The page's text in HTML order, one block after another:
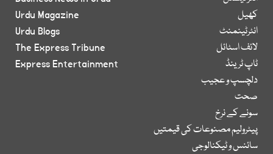
کھیل
انٹرٹینمنٹ
لائف اسٹائل
ٹاپ ٹرینڈ
دلچسپ و عجیب
صحت
سونے کے نرخ
پیٹرولیم مصنوعات کی قیمتیں
سائنس و ٹیکنالوجی
Urdu Magazine
Urdu Blogs
The Express Tribune
Express Entertainment